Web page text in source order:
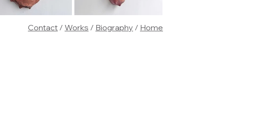
Contact / Works / Biography / Home